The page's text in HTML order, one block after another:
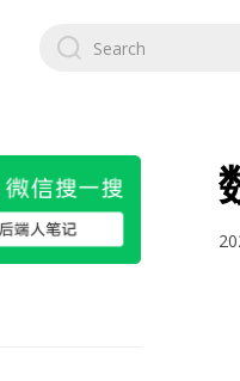
Search
for: